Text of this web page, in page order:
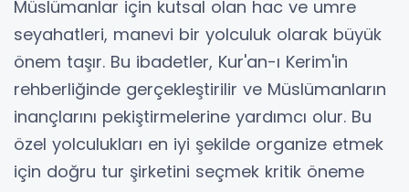
Müslümanlar için kutsal olan hac ve umre
seyahatleri, manevi bir yolculuk olarak büyük
önem taşır. Bu ibadetler, Kur'an-ı Kerim'in
rehberliğinde gerçekleştirilir ve Müslümanların
inançlarını pekiştirmelerine yardımcı olur. Bu
özel yolculukları en iyi şekilde organize etmek
için doğru tur şirketini seçmek kritik öneme